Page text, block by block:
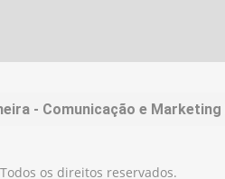
- Comunicação e
os direitos reservados.